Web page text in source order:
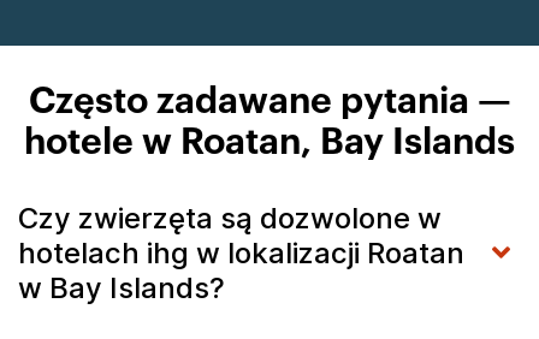
Często zadawane pytania —
hotele w Roatan, Bay Islands
Czy zwierzęta są dozwolone w
hotelach ihg w lokalizacji Roatan
w Bay Islands?